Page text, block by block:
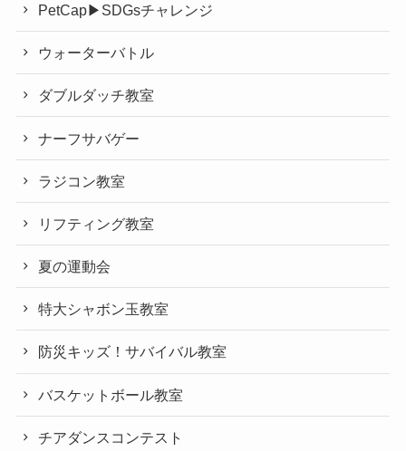
PetCap▶︎SDGsチャレンジ
ウォーターバトル
ダブルダッチ教室
ナーフサバゲー
ラジコン教室
リフティング教室
夏の運動会
特大シャボン玉教室
防災キッズ！サバイバル教室
バスケットボール教室
チアダンスコンテスト